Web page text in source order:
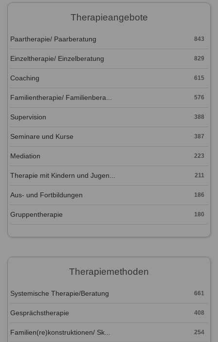
Therapieangebote
Paartherapie/ Paarberatung 843
Einzeltherapie/ Einzelberatung 829
Coaching 615
Familientherapie/ Familienbera... 576
Supervision 388
Seminare und Kurse 387
Mediation 223
Therapie mit Kindern und Jugen... 211
Aus- und Fortbildungen 186
Gruppentherapie 180
Therapiemethoden
Systemische Therapie/Beratung 661
Gesprächstherapie 408
Familien(re)konstruktionen/ Sk... 254